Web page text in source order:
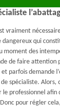
vraiment
dangereux qui
des
de faire attention
parfois demande
spécialiste. Alors,
le professionnel afin
pour régler